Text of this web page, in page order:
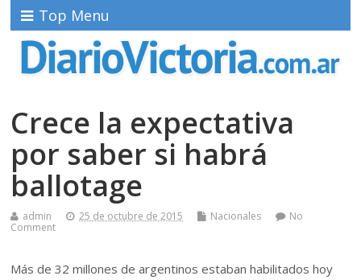
Top Menu
Crece la expectativa
por saber si habrá
ballotage
admin 25 de octubre de 2015 Nacionales
No
Comment
Más de 32 millones de argentinos estaban habilitados hoy